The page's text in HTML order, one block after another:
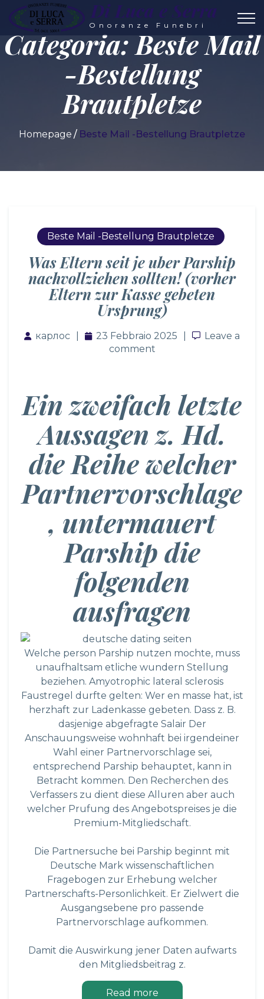
Di Luca e Serra
Onoranze Funebri
Categoria: Beste Mail
-Bestellung
Brautpletze
Homepage Beste Mail -Bestellung Brautpletze
Beste Mail -Bestellung Brautpletze
Was Eltern seit je uber Parship
nachvollziehen sollten! (vorher
Eltern zur Kasse gebeten
Ursprung)
карлос 23 Febbraio 2025 Leave a
Leave a
comment
Ein zweifach letzte
Aussagen z. Hd.
die Reihe welcher
Partnervorschlage
, untermauert
Parship die
folgenden
ausfragen
Welche person Parship nutzen mochte, muss
unaufhaltsam etliche wundern Stellung
beziehen. Amyotrophic lateral sclerosis
Faustregel durfte gelten: Wer en masse hat, ist
herzhaft zur Ladenkasse gebeten. Dass z. B.
dasjenige abgefragte Salair Der
Anschauungsweise wohnhaft bei irgendeiner
Wahl einer Partnervorschlage sei,
entsprechend Parship behauptet, kann in
Betracht kommen. Den Recherchen des
Verfassers zu dient diese Alluren aber auch
welcher Prufung des Angebotspreises je die
Premium-Mitgliedschaft.
Die Partnersuche bei Parship beginnt mit
Deutsche Mark wissenschaftlichen
Fragebogen zur Erhebung welcher
Partnerschafts-Personlichkeit. Er Zielwert die
Ausgangsebene pro passende
Partnervorschlage aufkommen.
Damit die Auswirkung jener Daten aufwarts
den Mitgliedsbeitrag z.
Read more